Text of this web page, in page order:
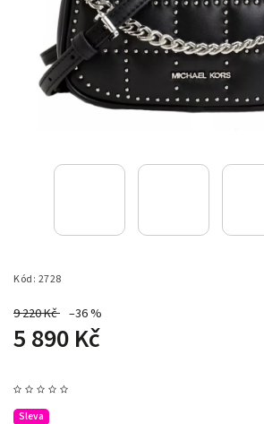
Kód: 2728
9 220 Kč –36 %
5 890 Kč
Sleva